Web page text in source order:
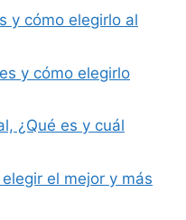
y cómo elegirlo al
y cómo elegirlo
¿Qué es y cuál
el mejor y más